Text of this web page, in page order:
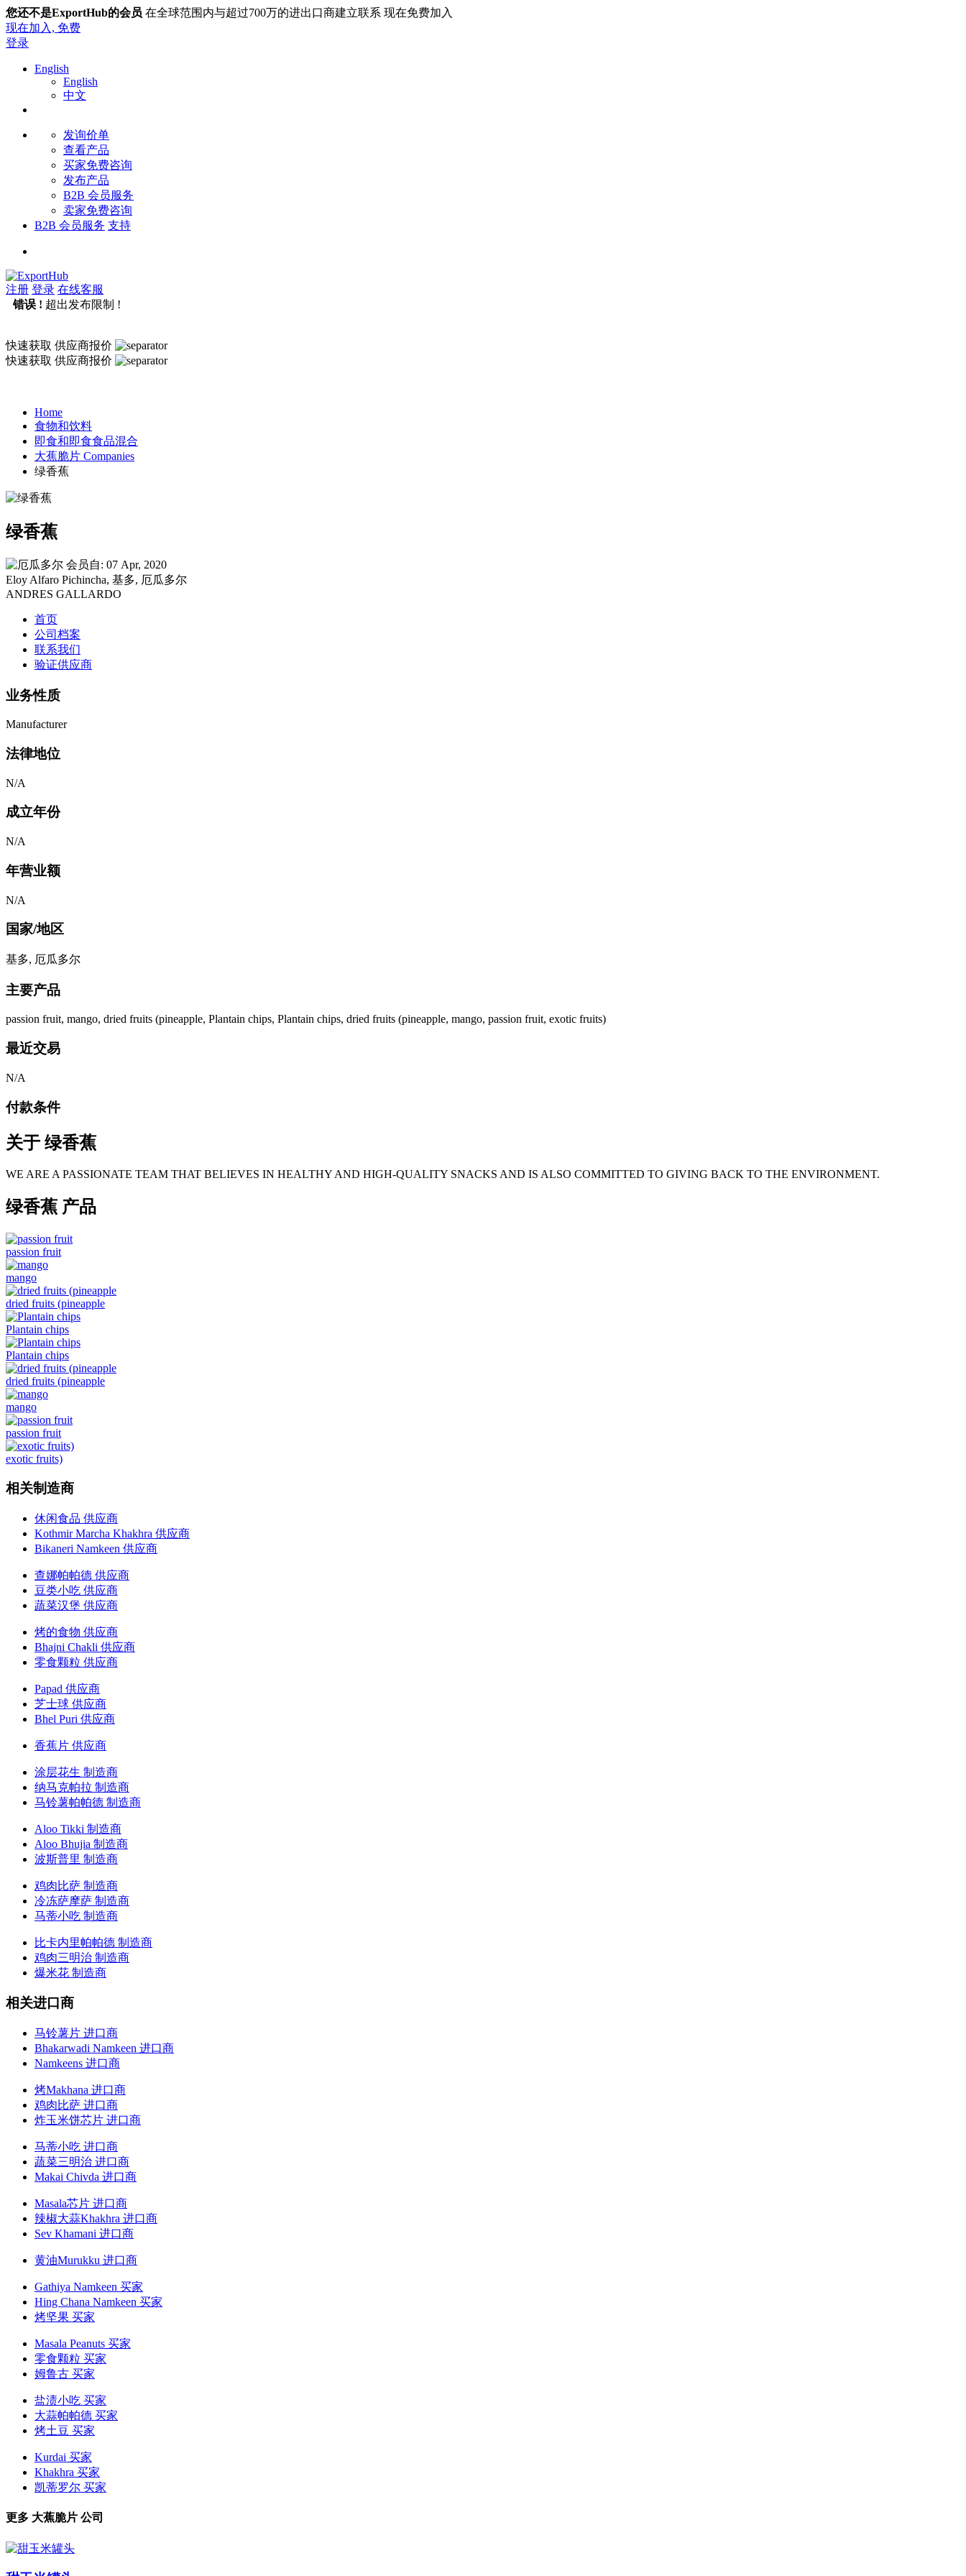
您还不是ExportHub的会员 在全球范围内与超过700万的进出口商建立联系 现在免费加入
现在加入, 免费
登录
English
English
中文
发询价单
查看产品
买家免费咨询
发布产品
B2B 会员服务
卖家免费咨询
B2B 会员服务 支持
注册 登录 在线客服
错误 ! 超出发布限制 !
快速获取 供应商报价
快速获取 供应商报价
Home
食物和饮料
即食和即食食品混合
大蕉脆片 Companies
绿香蕉
绿香蕉
会员自: 07 Apr, 2020
Eloy Alfaro Pichincha, 基多, 厄瓜多尔
ANDRES GALLARDO
首页
公司档案
联系我们
验证供应商
业务性质
Manufacturer
法律地位
N/A
成立年份
N/A
年营业额
N/A
国家/地区
基多, 厄瓜多尔
主要产品
passion fruit, mango, dried fruits (pineapple, Plantain chips, Plantain chips, dried fruits (pineapple, mango, passion fruit, exotic fruits)
最近交易
N/A
付款条件
关于 绿香蕉
WE ARE A PASSIONATE TEAM THAT BELIEVES IN HEALTHY AND HIGH-QUALITY SNACKS AND IS ALSO COMMITTED TO GIVING BACK TO THE ENVIRONMENT.
绿香蕉 产品
passion fruit
mango
dried fruits (pineapple
Plantain chips
Plantain chips
dried fruits (pineapple
mango
passion fruit
exotic fruits)
相关制造商
休闲食品 供应商
Kothmir Marcha Khakhra 供应商
Bikaneri Namkeen 供应商
查娜帕帕德 供应商
豆类小吃 供应商
蔬菜汉堡 供应商
烤的食物 供应商
Bhajni Chakli 供应商
零食颗粒 供应商
Papad 供应商
芝士球 供应商
Bhel Puri 供应商
香蕉片 供应商
涂层花生 制造商
纳马克帕拉 制造商
马铃薯帕帕德 制造商
Aloo Tikki 制造商
Aloo Bhujia 制造商
波斯普里 制造商
鸡肉比萨 制造商
冷冻萨摩萨 制造商
马蒂小吃 制造商
比卡内里帕帕德 制造商
鸡肉三明治 制造商
爆米花 制造商
相关进口商
马铃薯片 进口商
Bhakarwadi Namkeen 进口商
Namkeens 进口商
烤Makhana 进口商
鸡肉比萨 进口商
炸玉米饼芯片 进口商
马蒂小吃 进口商
蔬菜三明治 进口商
Makai Chivda 进口商
Masala芯片 进口商
辣椒大蒜Khakhra 进口商
Sev Khamani 进口商
黄油Murukku 进口商
Gathiya Namkeen 买家
Hing Chana Namkeen 买家
烤坚果 买家
Masala Peanuts 买家
零食颗粒 买家
姆鲁古 买家
盐渍小吃 买家
大蒜帕帕德 买家
烤土豆 买家
Kurdai 买家
Khakhra 买家
凯蒂罗尔 买家
更多 大蕉脆片 公司